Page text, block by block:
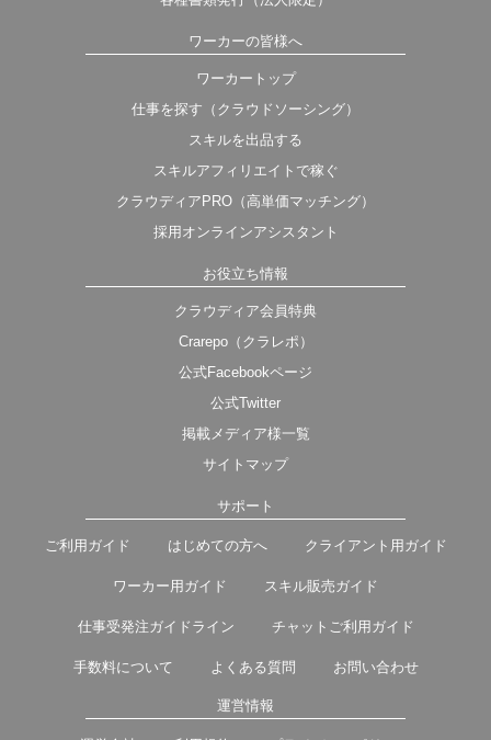
ワーカーの皆様へ
ワーカートップ
仕事を探す（クラウドソーシング）
スキルを出品する
スキルアフィリエイトで稼ぐ
クラウディアPRO（高単価マッチング）
採用オンラインアシスタント
お役立ち情報
クラウディア会員特典
Crarepo（クラレポ）
公式Facebookページ
公式Twitter
掲載メディア様一覧
サイトマップ
サポート
ご利用ガイド はじめての方へ クライアント用ガイド
ワーカー用ガイド スキル販売ガイド
仕事受発注ガイドライン チャットご利用ガイド
手数料について よくある質問 お問い合わせ
運営情報